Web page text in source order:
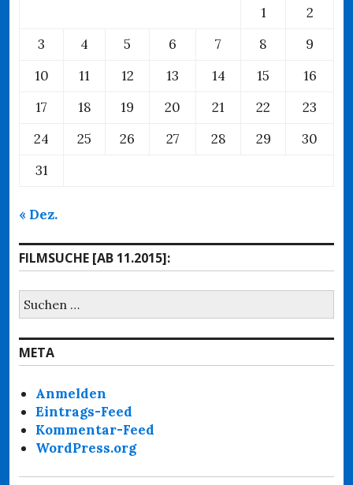
1
2
3
4 5 6 7 8
9
10
11 12 13 14 15
16
17
18 19 20 21 22
23
24
25 26 27 28 29
30
31
« Dez.
FILMSUCHE [AB 11.2015]:
Suchen
nach:
META
Anmelden
Eintrags-Feed
Kommentar-Feed
WordPress.org